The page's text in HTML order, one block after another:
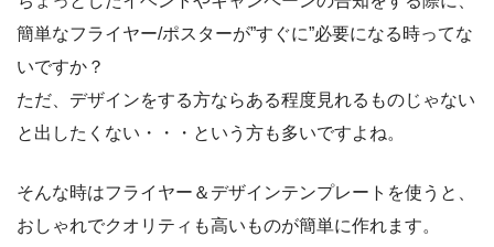
簡単なフライヤー/ポスターが”すぐに”必要になる時ってな
いですか？
ただ、デザインをする方ならある程度見れるものじゃない
と出したくない・・・という方も多いですよね。
そんな時はフライヤー＆デザインテンプレートを使うと、
おしゃれでクオリティも高いものが簡単に作れます。